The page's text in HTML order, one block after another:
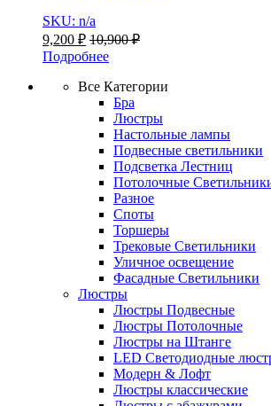
SKU: n/a
9,200 ₽ 10,900₽
Подробнее
Все Категории
Бра
Люстры
Настольные лампы
Подвесные светильники
Подсветка Лестниц
Потолочные
Разное
Споты
Торшеры
Трековые Светильники
Уличное освещение
Фасадные Светильники
Люстры
Люстры Подвесные
Люстры Потолочные
Люстры на Штанге
LED Светодиодные
Модерн & Лофт
Люстры классические